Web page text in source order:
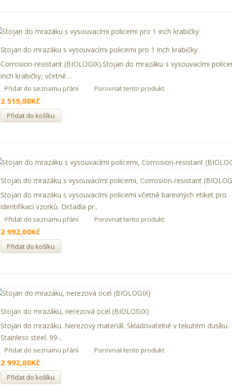
Stojan do mrazáku s vysouvacími policemi pro 1 inch krabičky
Corrosion-resistant (BIOLOGIX).Stojan do mrazáku s vysouvacími
inch krabičky, včetně ..
Přidat do seznamu přání Porovnat tento produkt
2 515,00Kč
Přidat do košíku
Stojan do mrazáku s vysouvacími policemi, Corrosion-resistant
Stojan do mrazáku s vysouvacími policemi včetně barevných etiket pro
identifikaci vzorků. Držadla pr..
Přidat do seznamu přání Porovnat tento produkt
2 992,00Kč
Přidat do košíku
Stojan do mrazáku, nerezová ocel (BIOLOGIX)
Stojan do mrazáku. Nerezový materiál. Skladovatelné v tekutém dusíku.
Stainless steel. 99-..
Přidat do seznamu přání Porovnat tento produkt
2 992,00Kč
Přidat do košíku